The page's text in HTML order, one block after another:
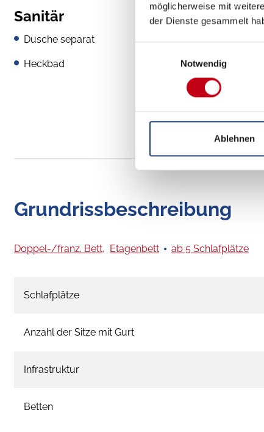
möglicherweise mit
der Dienste gesammelt
Notwendig
Ablehnen
Sanitär
Dusche separat
Heckbad
Grundrissbeschreibung
Doppel-/franz. Bett, Etagenbett ab 5 Schlafplätze
Schlafplätze
Anzahl der Sitze mit Gurt
Infrastruktur
Betten